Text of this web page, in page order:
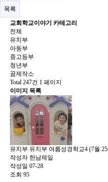
목록
교회학교이야기 카테고리
전체
유치부
아동부
중고등부
청년부
꿈제작소
Total 247건 1 페이지
이미지 목록
유치부 유치부 여름성경학교4 (7월
작성자 한남제일
작성일 07-28
조회 95